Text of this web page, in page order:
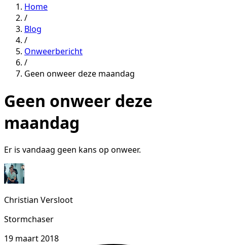
Home
/
Blog
/
Onweerbericht
/
Geen onweer deze maandag
Geen onweer deze
maandag
Er is vandaag geen kans op onweer.
Christian Versloot
Stormchaser
19 maart 2018